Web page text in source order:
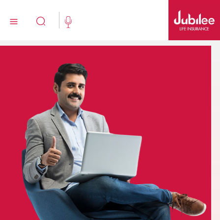
Jubilee Active
تکافل